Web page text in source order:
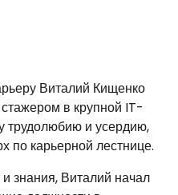
Виталий Кищенко
в крупной IT-
трудолюбию и усердию,
по карьерной лестнице.
знания, Виталий начал